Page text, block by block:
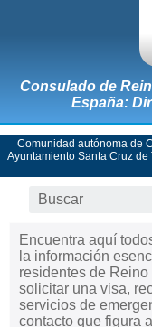
Consulado de
España:
Comunidad autónoma de
Ayuntamiento Santa Cruz de
Encuentra aquí
la información
residentes de
solicitar una visa,
servicios de
contacto que figura